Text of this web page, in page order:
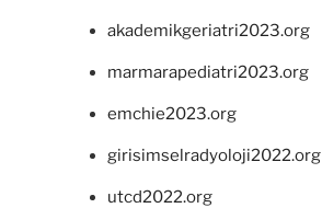
akademikgeriatri2023.org
marmarapediatri2023.org
emchie2023.org
girisimselradyoloji2022.org
utcd2022.org